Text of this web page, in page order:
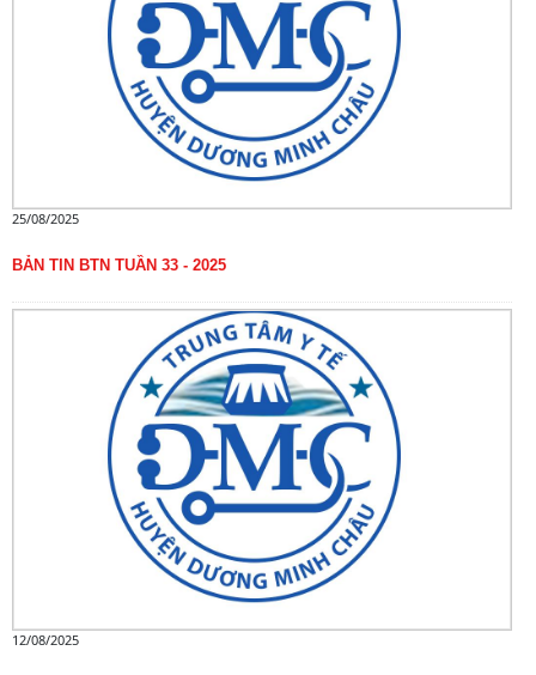
25/08/2025
BẢN TIN BTN TUẦN 33 - 2025
12/08/2025